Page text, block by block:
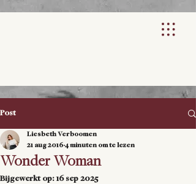
Post
Wonder Woman
Liesbeth Verboomen
21 aug 2016 4 minuten om te lezen
Bijgewerkt op:16 sep 2025